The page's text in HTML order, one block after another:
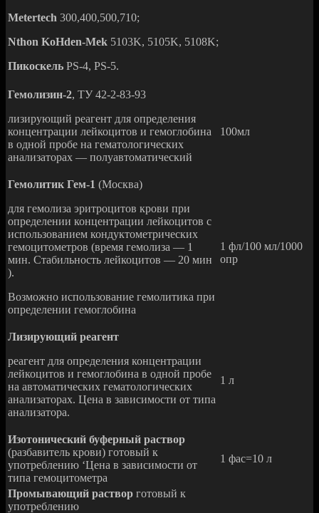
Metertech 300,400,500,710;
Nthon KoHden-Mek 5103K, 5105K, 5108K;
Пикоскель PS-4, PS-5.
Гемолизин-2, ТУ 42-2-83-93
лизирующий реагент для определения
концентрации лейкоцитов и гемоглобина
в одной пробе на гематологических
анализаторах — полуавтоматический
100мл
Гемолитик Гем-1 (Москва)
для гемолиза эритроцитов крови при
определении концентрации лейкоцитов с
использованием кондуктометрических
гемоцитометров (время гемолиза — 1
мин. Стабильность лейкоцитов — 20 мин
).
Возможно использование гемолитика при
определении гемоглобина
1 фл/100 мл/1000
опр
Лизирующий реагент
реагент для определения концентрации
лейкоцитов и гемоглобина в одной пробе
на автоматических гематологических
анализаторах. Цена в зависимости от типа
анализатора.
1 л
Изотонический буферный раствор
(разбавитель крови) готовый к
употреблению ‘Цена в зависимости от
типа гемоцитометра
1 фас=10 л
Промывающий раствор готовый к
употреблению